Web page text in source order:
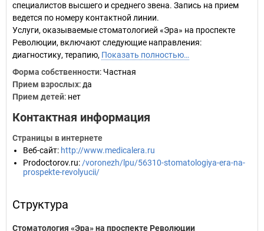
специалистов высшего и среднего звена. Запись на прием
ведется по номеру контактной линии.
Услуги, оказываемые стоматологией «Эра» на проспекте
Революции, включают следующие направления:
диагностику, терапию, Показать полностью…
Форма собственности: Частная
Прием взрослых: да
Прием детей: нет
Контактная информация
Страницы в интернете
Веб-сайт: http://www.medicalera.ru
Prodoctorov.ru: /voronezh/lpu/56310-stomatologiya-era-na-
prospekte-revolyucii/
Структура
Стоматология «Эра» на проспекте Революции